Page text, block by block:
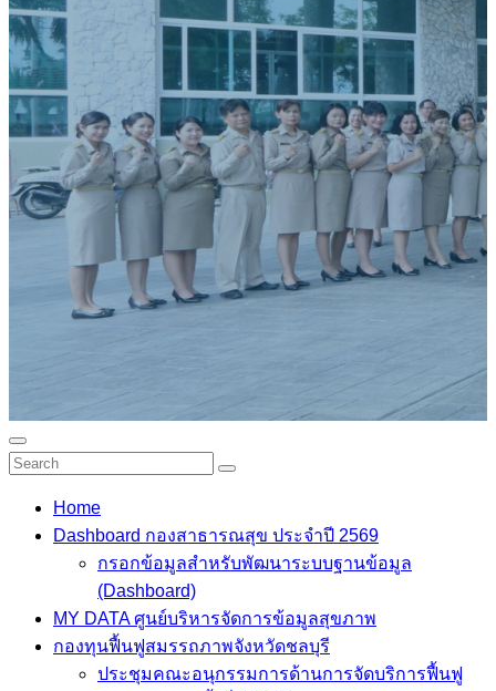
Home
Dashboard กองสาธารณสุข ประจำปี 2569
กรอกข้อมูลสำหรับพัฒนาระบบฐานข้อมูล
(Dashboard)
MY DATA ศูนย์บริหารจัดการข้อมูลสุขภาพ
กองทุนฟื้นฟูสมรรถภาพจังหวัดชลบุรี
ประชุมคณะอนุกรรมการด้านการจัดบริการฟื้นฟู